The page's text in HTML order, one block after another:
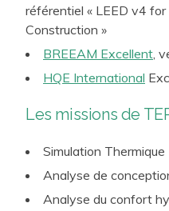
référentiel « LEED v4
Construction »
BREEAM Excellent ,
HQE International
Les missions de
Simulation Thermique
Analyse de
Analyse du confort